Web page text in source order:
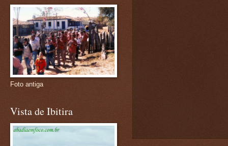
Foto antiga
Vista de Ibitira